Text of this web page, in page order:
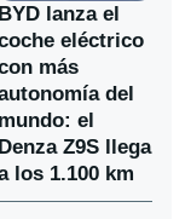
BYD lanza el
eléctrico
más
del
mundo: el
Denza Z9S llega
los 1.100 km